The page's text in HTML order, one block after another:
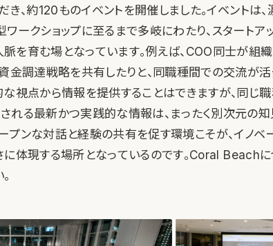
、約120ものイベントを開催しました。イベントは、
ワークショップに至るまで多岐にわたり、スタートア
を育む場となっています。例えば、COO同士が組
金調達戦略を共有したりと、同職種間での交流が
視点から情報を提供することはできますが、同じ
れる最新かつ実践的な情報は、まったく別次元の
プンな対話と経験の共有を促す環境こそが、イノベ
に体現する場所となっているのです。Coral Beachに